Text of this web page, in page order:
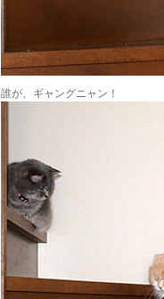
誰が、ギャングニャン！